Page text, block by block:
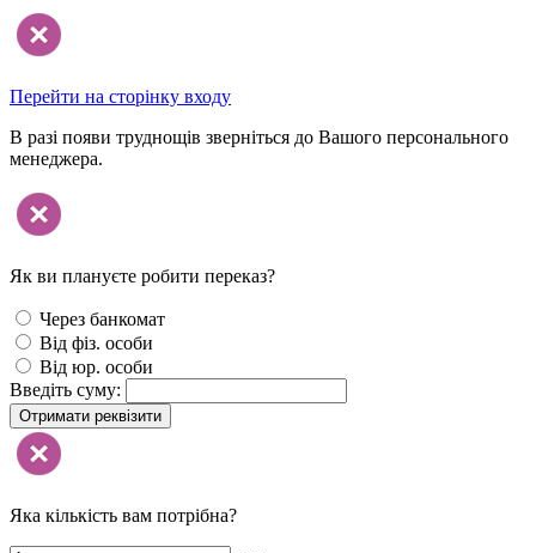
Перейти на сторінку входу
В разі появи труднощів зверніться до Вашого персонального
менеджера.
Як ви плануєте робити переказ?
Через банкомат
Від фіз. особи
Від юр. особи
Введіть суму:
Отримати реквізити
Яка кількість вам потрібна?